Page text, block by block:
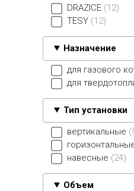
DRAZICE 12
TESY 12
Назначение
для газового
для
Тип установки
вертикальные
навесные
24
Объем